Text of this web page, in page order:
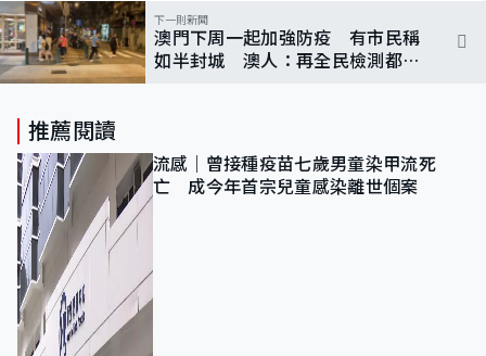
下一則新聞
澳門下周一起加強防疫 有市民稱
如半封城 澳人：再全民檢測都無
推薦閱讀
流感｜曾接種疫苗七歲男童染甲流死
亡 成今年首宗兒童感染離世個案